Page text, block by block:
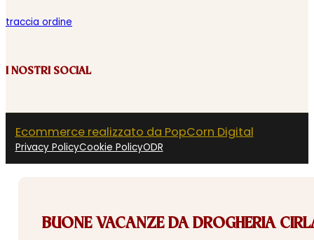
traccia ordine
I NOSTRI SOCIAL
Ecommerce realizzato da PopCorn Digital
Privacy PolicyCookie PolicyODR
BUONE VACANZE DA DROGHERIA